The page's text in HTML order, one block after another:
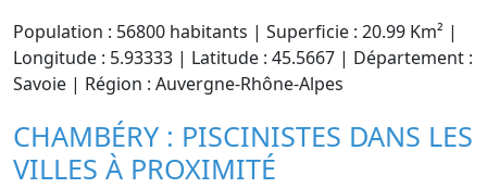
Population : 56800 habitants | Superficie : 20.99 Km² |
Longitude : 5.93333 | Latitude : 45.5667 | Département :
Savoie | Région : Auvergne-Rhône-Alpes
CHAMBÉRY : PISCINISTES DANS LES
VILLES À PROXIMITÉ